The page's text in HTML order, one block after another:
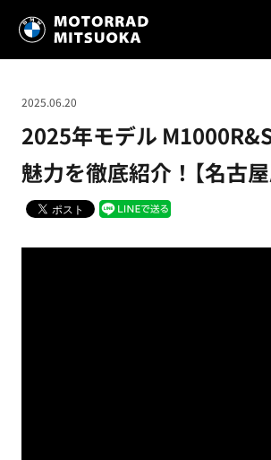
2025年モデル
魅力を徹底紹介！【名古屋
2025.06.20